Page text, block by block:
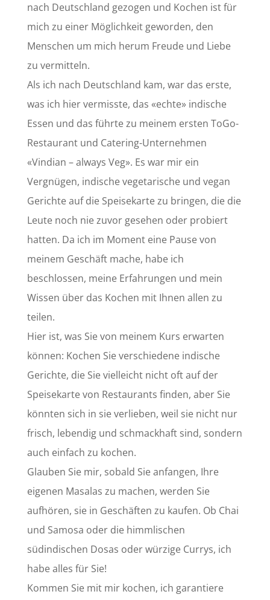
nach Deutschland gezogen und Kochen ist für
mich zu einer Möglichkeit geworden, den
Menschen um mich herum Freude und Liebe
zu vermitteln.
Als ich nach Deutschland kam, war das erste,
was ich hier vermisste, das «echte» indische
Essen und das führte zu meinem ersten ToGo-
Restaurant und Catering-Unternehmen
«Vindian – always Veg». Es war mir ein
Vergnügen, indische vegetarische und vegan
Gerichte auf die Speisekarte zu bringen, die die
Leute noch nie zuvor gesehen oder probiert
hatten. Da ich im Moment eine Pause von
meinem Geschäft mache, habe ich
beschlossen, meine Erfahrungen und mein
Wissen über das Kochen mit Ihnen allen zu
teilen.
Hier ist, was Sie von meinem Kurs erwarten
können: Kochen Sie verschiedene indische
Gerichte, die Sie vielleicht nicht oft auf der
Speisekarte von Restaurants finden, aber Sie
könnten sich in sie verlieben, weil sie nicht nur
frisch, lebendig und schmackhaft sind, sondern
auch einfach zu kochen.
Glauben Sie mir, sobald Sie anfangen, Ihre
eigenen Masalas zu machen, werden Sie
aufhören, sie in Geschäften zu kaufen. Ob Chai
und Samosa oder die himmlischen
südindischen Dosas oder würzige Currys, ich
habe alles für Sie!
Kommen Sie mit mir kochen, ich garantiere